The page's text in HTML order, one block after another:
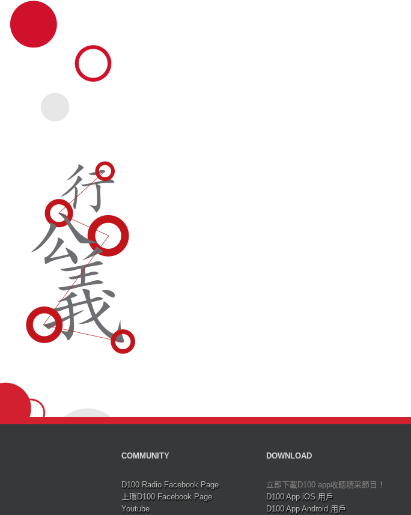
COMMUNITY
D100 Radio Facebook Page
上環D100 Facebook Page
Youtube
DOWNLOAD
立即下載D100 app收聽精采節目！
D100 App iOS 用戶
D100 App Android 用戶